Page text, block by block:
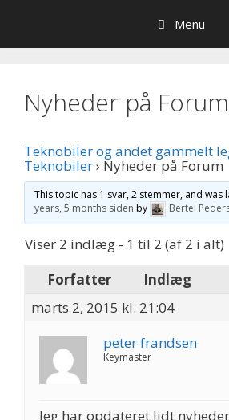
indhold
Menu
Nyheder på Forum
Teknobiler og andet gammelt
Teknobiler› Nyheder på Forum
This topic has 1 svar, 2 stemmer, and was
years, 5 months siden by Bertel
Viser 2 indlæg - 1 til 2 (af 2 i alt)
Forfatter
Indlæg
marts 2, 2015 kl. 21:04
peter frandsen
Keymaster
Jeg har opdateret lidt